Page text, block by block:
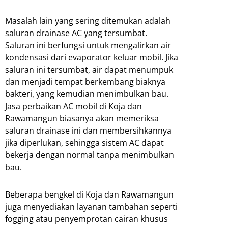
Masalah lain yang sering ditemukan adalah
saluran drainase AC yang tersumbat.
Saluran ini berfungsi untuk mengalirkan air
kondensasi dari evaporator keluar mobil. Jika
saluran ini tersumbat, air dapat menumpuk
dan menjadi tempat berkembang biaknya
bakteri, yang kemudian menimbulkan bau.
Jasa perbaikan AC mobil di Koja dan
Rawamangun biasanya akan memeriksa
saluran drainase ini dan membersihkannya
jika diperlukan, sehingga sistem AC dapat
bekerja dengan normal tanpa menimbulkan
bau.
Beberapa bengkel di Koja dan Rawamangun
juga menyediakan layanan tambahan seperti
fogging atau penyemprotan cairan khusus